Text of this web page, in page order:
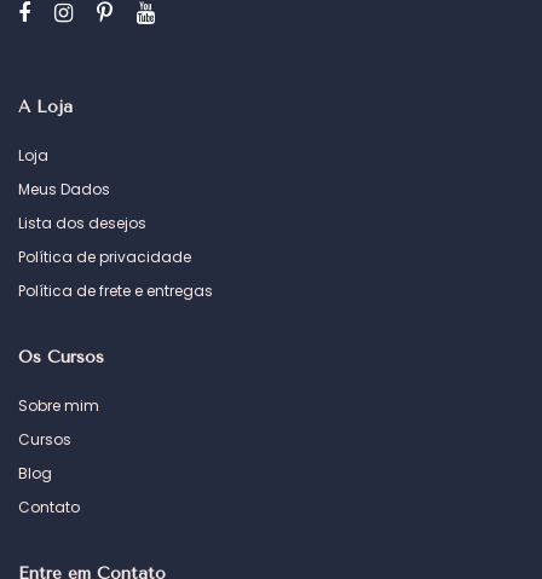
A Loja
Loja
Meus Dados
Lista dos desejos
Política de privacidade
Política de frete e entregas
Os Cursos
Sobre mim
Cursos
Blog
Contato
Entre em Contato